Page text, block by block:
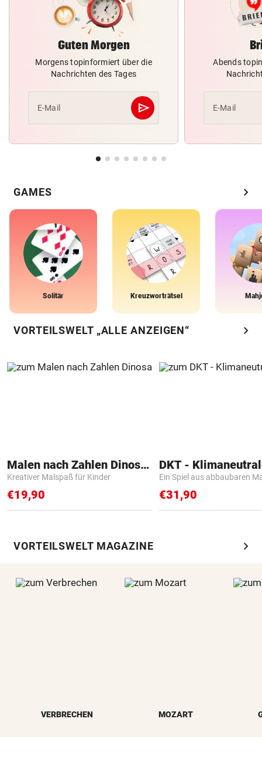
Guten Morgen
Morgens topinformiert über die
Nachrichten des Tages
E-Mail send
Abschicken
Abends
E-Mail
GAMES chevron_right
Solitär Kreuzworträtsel
VORTEILSWELT „ALLE ANZEIGEN“ chevron_right
Malen nach Zahlen Dinosaurier
Kreativer Malspaß für Kinder
€19,90
Ein Spiel aus abbaubaren
€31,90
VORTEILSWELT MAGAZINE chevron_right
VERBRECHEN MOZART